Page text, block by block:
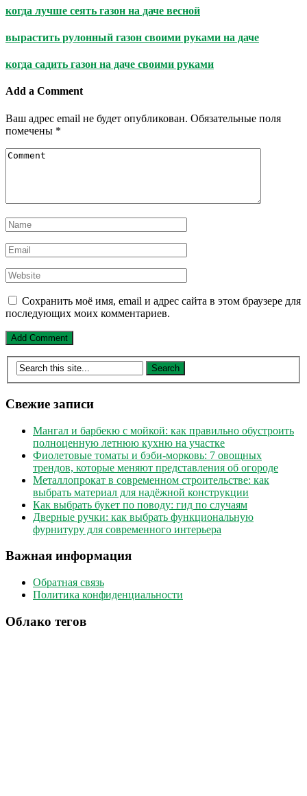
когда лучше сеять газон на даче весной
вырастить рулонный газон своими руками на даче
когда садить газон на даче своими руками
Add a Comment
Ваш адрес email не будет опубликован. Обязательные поля
помечены *
Сохранить моё имя, email и адрес сайта в этом браузере для
последующих моих комментариев.
Свежие записи
Мангал и барбекю с мойкой: как правильно обустроить
полноценную летнюю кухню на участке
Фиолетовые томаты и бэби-морковь: 7 овощных
трендов, которые меняют представления об огороде
Металлопрокат в современном строительстве: как
выбрать материал для надёжной конструкции
Как выбрать букет по поводу: гид по случаям
Дверные ручки: как выбрать функциональную
фурнитуру для современного интерьера
Важная информация
Обратная связь
Политика конфиденциальности
Облако тегов